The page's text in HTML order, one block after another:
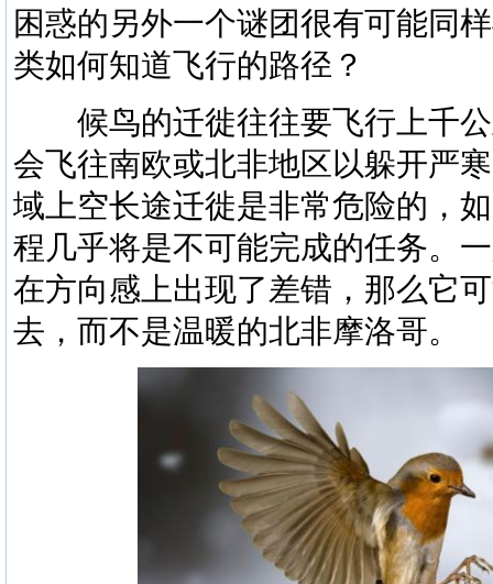
困惑的另外一个谜团很有可能同
类如何知道飞行的路径？
候鸟的迁徙往往要飞行上千公
会飞往南欧或北非地区以躲开严
域上空长途迁徙是非常危险的，
程几乎将是不可能完成的任务。
在方向感上出现了差错，那么它
去，而不是温暖的北非摩洛哥。